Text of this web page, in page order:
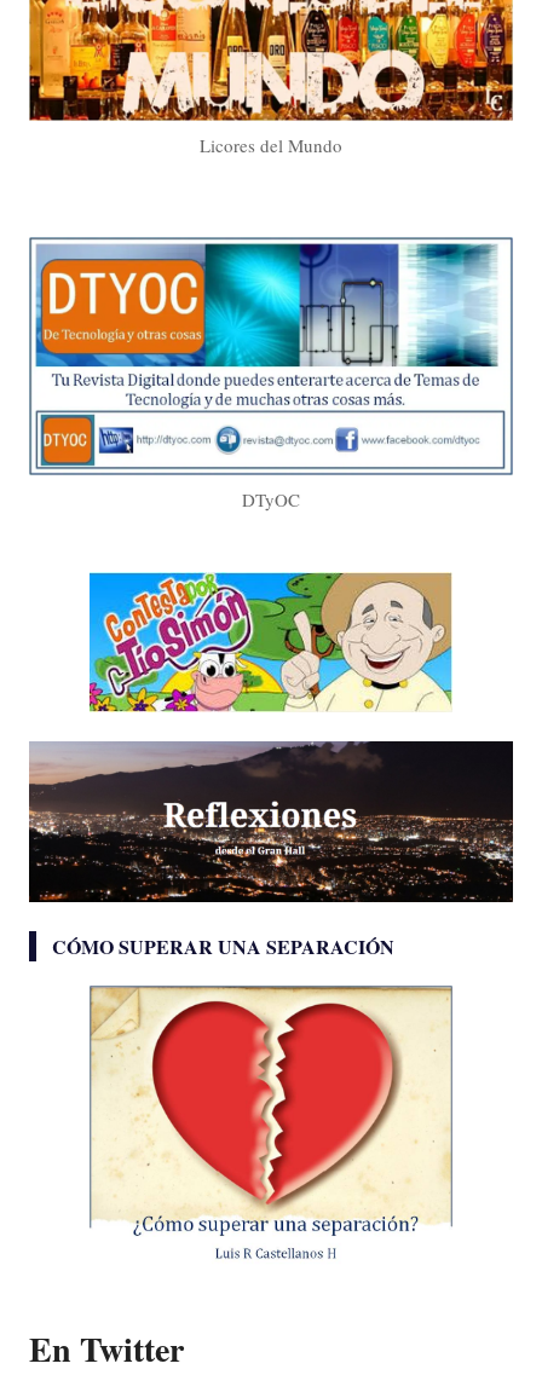
Licores del Mundo
DTyOC
CÓMO SUPERAR UNA SEPARACIÓN
En Twitter